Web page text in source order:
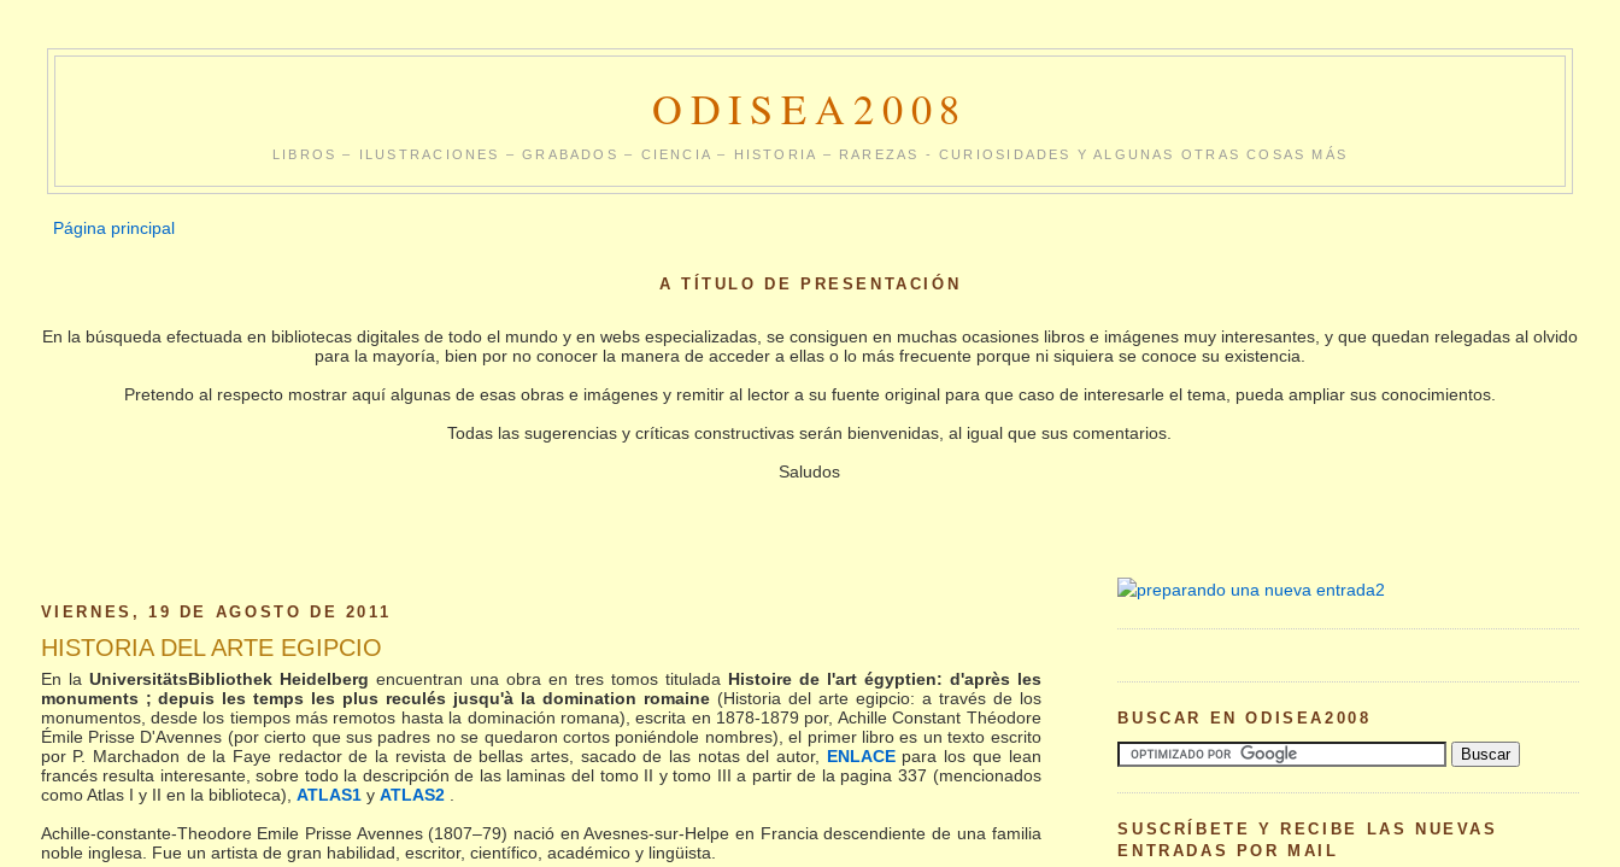
ODISEA2008
LIBROS – ILUSTRACIONES – GRABADOS – CIENCIA – HISTORIA – RAREZAS - CURIOSIDADES Y ALGUNAS OTRAS COSAS MÁS
Página principal
A TÍTULO DE PRESENTACIÓN
En la búsqueda efectuada en bibliotecas digitales de todo el mundo y en webs especializadas, se consiguen en muchas ocasiones libros e imágenes muy interesantes, y que quedan relegadas al olvido
para la mayoría, bien por no conocer la manera de acceder a ellas o lo más frecuente porque ni siquiera se conoce su existencia.
Pretendo al respecto mostrar aquí algunas de esas obras e imágenes y remitir al lector a su fuente original para que caso de interesarle el tema, pueda ampliar sus conocimientos.
Todas las sugerencias y críticas constructivas serán bienvenidas, al igual que sus comentarios.
Saludos
VIERNES, 19 DE AGOSTO DE 2011
HISTORIA DEL ARTE EGIPCIO
En la UniversitätsBibliothek Heidelberg encuentran una obra en tres tomos titulada Histoire de l'art égyptien: d'après les
monuments ; depuis les temps les plus reculés jusqu'à la domination romaine(Historia del arte egipcio: a través de los
monumentos, desde los tiempos más remotos hasta la dominación romana), escrita en 1878-1879 por, Achille Constant Théodore
Émile Prisse D'Avennes (por cierto que sus padres no se quedaron cortos poniéndole nombres), el primer libro es un texto escrito
por P. Marchadon de la Faye redactor de la revista de bellas artes, sacado de las notas del autor, ENLACEpara los que lean
francés resulta interesante, sobre todo la descripción de las laminas del tomo II y tomo III a partir de la pagina 337 (mencionados
como Atlas I y II en la biblioteca), ATLAS1y ATLAS2
Achille-constante-Theodore Emile Prisse Avennes (1807–79) nació en Avesnes-sur-Helpe en Francia descendiente de una familia
noble inglesa. Fue un artista de gran habilidad, escritor, científico, académico y lingüista.
BUSCAR EN ODISEA2008
SUSCRÍBETE Y RECIBE LAS NUEVAS
ENTRADAS POR MAIL